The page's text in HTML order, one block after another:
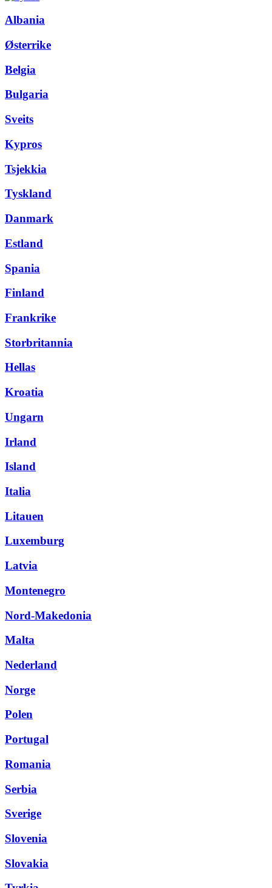
Albania
Østerrike
Belgia
Bulgaria
Sveits
Kypros
Tsjekkia
Tyskland
Danmark
Estland
Spania
Finland
Frankrike
Storbritannia
Hellas
Kroatia
Ungarn
Irland
Island
Italia
Litauen
Luxemburg
Latvia
Montenegro
Nord-Makedonia
Malta
Nederland
Norge
Polen
Portugal
Romania
Serbia
Sverige
Slovenia
Slovakia